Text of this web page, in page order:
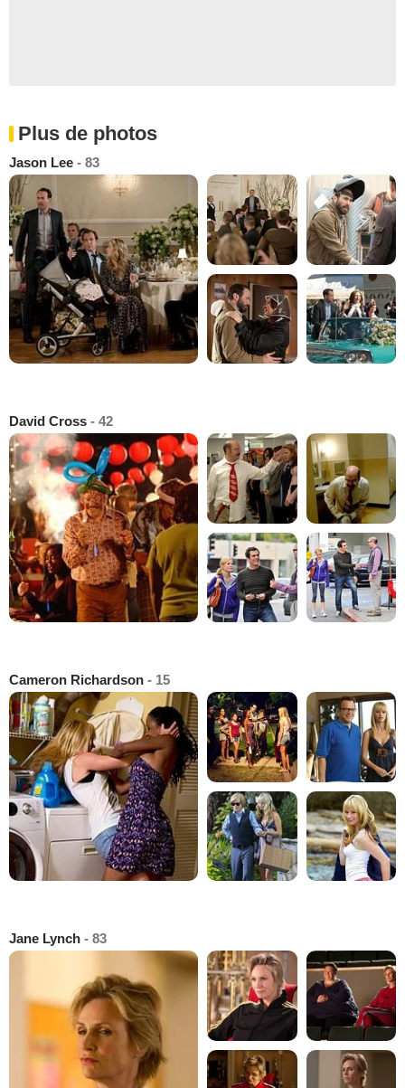
Plus de photos
Jason Lee - 83
David Cross - 42
Cameron Richardson - 15
Jane Lynch - 83